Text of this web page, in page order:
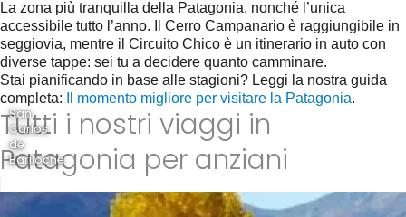
La zona più tranquilla della Patagonia, nonché l’unica
accessibile tutto l’anno. Il Cerro Campanario è raggiungibile in
seggiovia, mentre il Circuito Chico è un itinerario in auto con
diverse tappe: sei tu a decidere quanto camminare.
Stai pianificando in base alle stagioni? Leggi la nostra guida
completa:
Il momento migliore per visitare la Patagonia.
Tutti i nostri viaggi in
Patagonia per anziani
San
Carlos
de
Bariloche